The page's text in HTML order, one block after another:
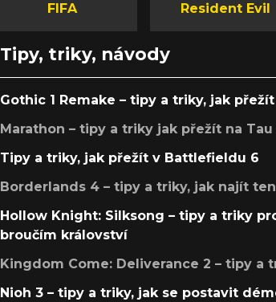
FIFA Resident Evil
Tipy, triky, návody
Gothic 1 Remake – tipy a triky, jak
Marathon – tipy a triky jak přežít na Tau
Tipy a triky, jak přežít v Battlefieldu 6
Borderlands 4 – tipy a triky, jak najít
Hollow Knight: Silksong – tipy a triky
broučím království
Kingdom Come: Deliverance 2 – tipy a
Nioh 3 – tipy a triky, jak se postavit